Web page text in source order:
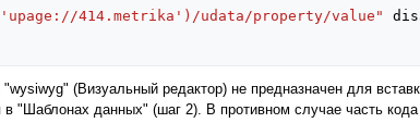
414.metrika')/udata/property/value"
(Визуальный редактор) не предназначен для
в "Шаблонах данных" (шаг 2). В противном случае часть